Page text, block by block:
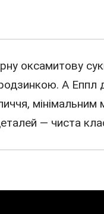
оксамитову
А
— чиста